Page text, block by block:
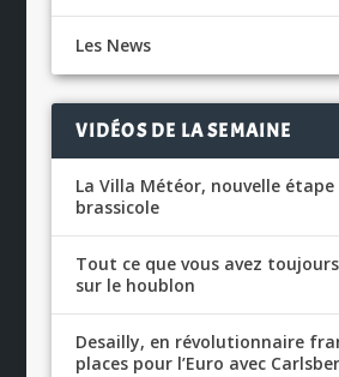
Les News
VIDÉOS DE LA SEMAINE
La Villa Météor, nouvelle
brassicole
Tout ce que vous avez
sur le houblon
Desailly, en révolutionnaire
places pour l’Euro avec